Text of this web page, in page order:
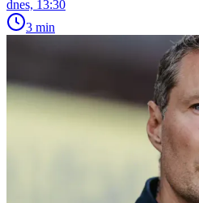
dnes, 13:30
3 min